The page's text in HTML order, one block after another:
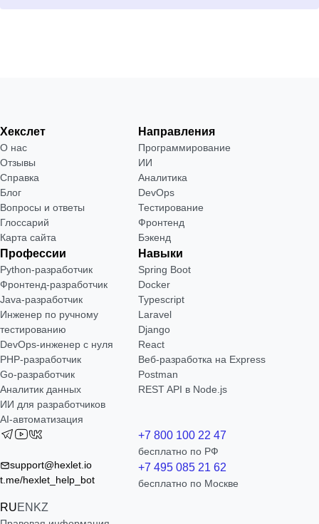
Хекслет
О нас
Отзывы
Справка
Блог
Вопросы и ответы
Глоссарий
Карта сайта
Направления
Программирование
ИИ
Аналитика
DevOps
Тестирование
Фронтенд
Бэкенд
Профессии
Python-разработчик
Фронтенд-разработчик
Java-разработчик
Инженер по ручному
тестированию
DevOps-инженер с нуля
РНР-разработчик
Go-разработчик
Аналитик данных
ИИ для разработчиков
AI-автоматизация
Навыки
Spring Boot
Docker
Typescript
Laravel
Django
React
Веб-разработка на Express
Postman
REST API в Node.js
support@hexlet.io
t.me/hexlet_help_bot
RUEN KZ
+7 800 100 22 47
бесплатно по РФ
+7 495 085 21 62
бесплатно по Москве